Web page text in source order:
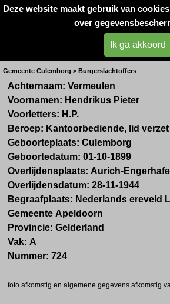
Deze website maakt gebruik van
over
Ik ga akkoord
West-
Gemeente Culemborg > Burgerslachtoffers
Achternaam: Vermeulen
Voornamen: Hendrikus Pieter
Voorletters: H.P.
Beroep: Kantoorbediende, lid verzet
Geboorteplaats: Culemborg
Geboortedatum: 01-10-1899
Overlijdensplaats: Aurich-
Overlijdensdatum: 28-11-1944
Begraafplaats: Nederlands ereveld
Gemeente Apeldoorn
Provincie: Gelderland
Vak: A
Nummer: 724
foto afkomstig en a lgemene gegevens afkomstig